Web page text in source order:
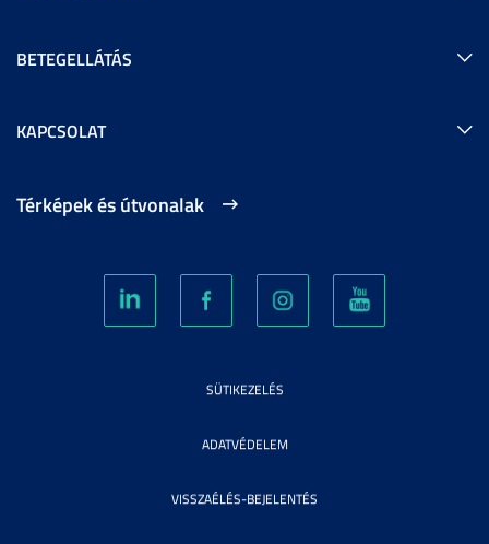
BETEGELLÁTÁS
KAPCSOLAT
Térképek és útvonalak
SÜTIKEZELÉS
ADATVÉDELEM
VISSZAÉLÉS-BEJELENTÉS